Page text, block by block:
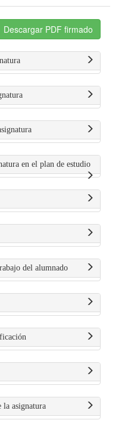
Descargar PDF firmado
en el plan de estudio
del alumnado
la asignatura